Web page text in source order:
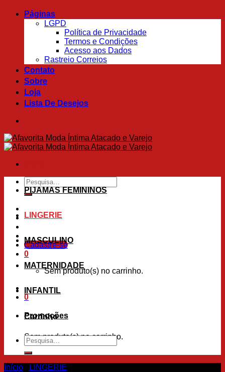
Skip
Páginas
LGPD
Política de Privacidade
Termos e Condições
Acesso aos Dados
Rastreio Correios
Contato
Sobre
Loja
Lista De Desejos
Pesquisar
por:
Cadastre-se
0
Sem produto(s) no carrinho.
0
Carrinho
Sem produto(s) no carrinho.
PIJAMAS FEMININOS
LINGERIE
MASCULINO
MATERNIDADE
INFANTIL
Promoções
Pesquisar
por:
Início LINGERIE